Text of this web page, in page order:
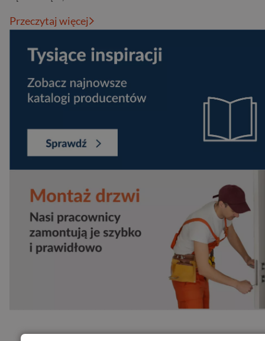
Przeczytaj więcej